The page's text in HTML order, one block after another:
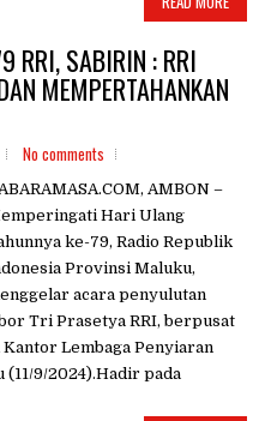
RRI, SABIRIN : RRI
MEMPERTAHANKAN
No comments
AMBON –
Hari Ulang
ke-79, Radio Republik
Provinsi Maluku,
acara penyulutan
Tri Prasetya RRI, berpusat
Kantor Lembaga Penyiaran
(11/9/2024).Hadir pada